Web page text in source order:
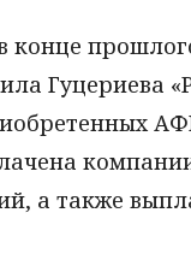
конце
Гуцериева
а также